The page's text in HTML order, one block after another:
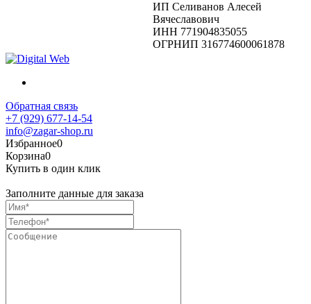
ИП Селиванов Алесей
Вячеславович
ИНН 771904835055
ОГРНИП 316774600061878
Обратная связь
+7 (929) 677-14-54
info@zagar-shop.ru
Избранное0
Корзина0
Купить в один клик
Заполните данные для заказа